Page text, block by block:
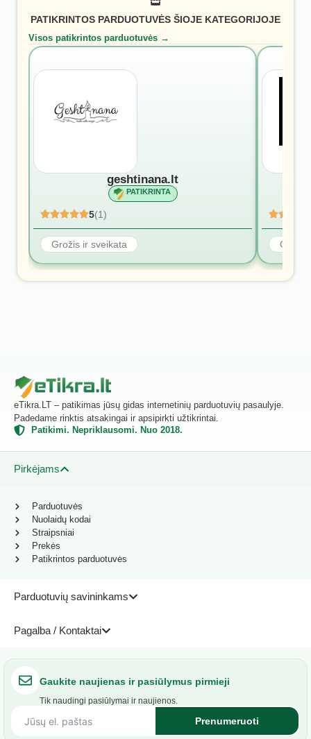
PATIKRINTOS PARDUOTUVĖS ŠIOJE KATEGORIJOJE
Visos patikrintos parduotuvės →
geshtinana.lt
PATIKRINTA
5(1)
Grožis ir sveikata Grožis
eTikra.LT – patikimas jūsų gidas internetinių parduotuvių pasaulyje.
Padedame rinktis atsakingai ir apsipirkti užtikrintai.
Patikimi. Nepriklausomi. Nuo 2018.
Pirkėjams
Parduotuvių savininkams
Pagalba / Kontaktai
Parduotuvės
Nuolaidų kodai
Straipsniai
Prekės
Patikrintos parduotuvės
Gaukite naujienas ir pasiūlymus pirmieji
Tik naudingi pasiūlymai ir naujienos.
Prenumeruoti